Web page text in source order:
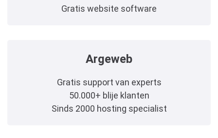
Gratis website software
Argeweb
Gratis support van experts
50.000+ blije klanten
Sinds 2000 hosting specialist